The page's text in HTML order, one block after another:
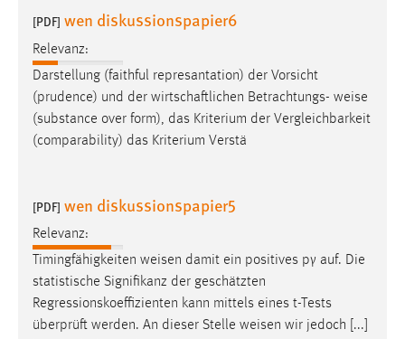
[PDF] wen diskussionspapier6
Relevanz:
Darstellung (faithful represantation) der Vorsicht
(prudence) und der wirtschaftlichen Betrachtungs- weise
(substance over form), das Kriterium der Vergleichbarkeit
(comparability) das Kriterium Verstä
[PDF] wen diskussionspapier5
Relevanz:
Timingfähigkeiten weisen damit ein positives pγ auf. Die
statistische Signifikanz der geschätzten
Regressionskoeffizienten kann mittels eines t-Tests
überprüft werden. An dieser Stelle weisen wir jedoch [...]
verwendet, um personalisierte Werbung anzuzeigen.
hinweg verfolgen.
Google Ads
Name:
Google Ireland Limited
Zweck:
Conversion-Tracking
Cookie Laufzeit:
3 Monate